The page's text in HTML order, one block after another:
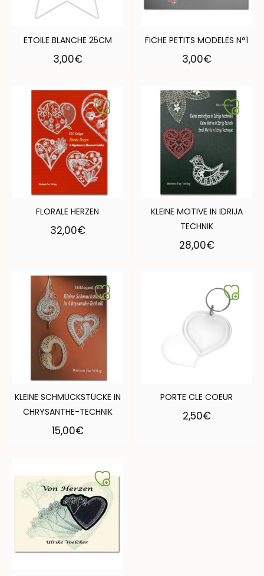
ETOILE BLANCHE 25CM
3,00€
FICHE PETITS MODELES N°1
3,00€
FLORALE HERZEN
32,00€
KLEINE MOTIVE IN IDRIJA
TECHNIK
28,00€
KLEINE SCHMUCKSTÜCKE IN
CHRYSANTHE-TECHNIK
15,00€
PORTE CLE COEUR
2,50€